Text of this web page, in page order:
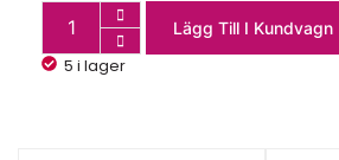
Lägg Till I Kundvagn
5 i lager